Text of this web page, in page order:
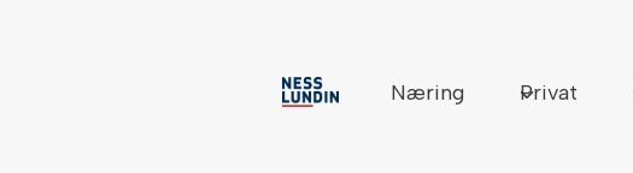
Næring Privat